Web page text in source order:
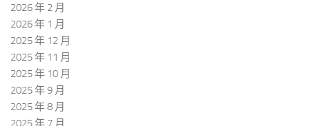
2026 年 2 月
2026 年 1 月
2025 年 12 月
2025 年 11 月
2025 年 10 月
2025 年 9 月
2025 年 8 月
2025 年 7 月